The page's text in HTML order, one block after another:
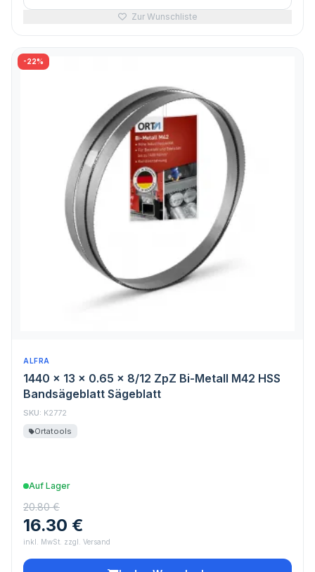
Zur Wunschliste
-22%
ALFRA
1440 x 13 x 0.65 x 8/12 ZpZ Bi-Metall M42 HSS
Bandsägeblatt Sägeblatt
SKU: K2772
Ortatools
Auf Lager
20.80 €
16.30 €
inkl. MwSt. zzgl. Versand